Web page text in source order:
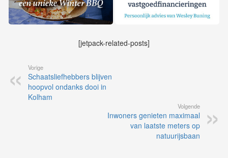
[jetpack-related-posts]
Vorige
Schaatsliefhebbers blijven
hoopvol ondanks dooi in
Kolham
Volgende
Inwoners genieten maximaal
van laatste meters op
natuurijsbaan